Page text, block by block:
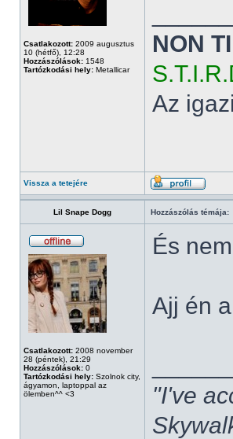
Csatlakozott: 2009 augusztus
10 (hétfő), 12:28
Hozzászólások: 1548
Tartózkodási hely: Metallicar
NON
Az
Vissza a tetejére
Lil Snape Dogg Hozzászólás témája:
Csatlakozott: 2008 november
28 (péntek), 21:29
Hozzászólások: 0
Tartózkodási hely: Szolnok city,
ágyamon, laptoppal az
ölemben^^ <3
És
Ajj én
"I've